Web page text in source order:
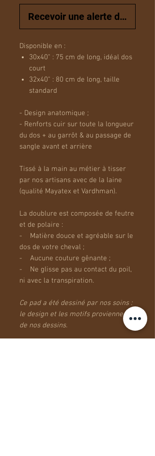
Recevoir une alerte
Disponible en :
30x40" : 75 cm de long, idéal dos
court
32x40" : 80 cm de long, taille
standard
- Design anatomique ;
- Renforts cuir sur toute la longueur
du dos + au garrôt & au passage de
sangle avant et arrière
Tissé à la main au métier à tisser
par nos artisans avec de la laine
(qualité Mayatex et Vardhman).
La doublure est composée de feutre
et de polaire :
- Matière douce et agréable sur le
dos de votre cheval ;
- Aucune couture gênante ;
- Ne glisse pas au contact du poil,
ni avec la transpiration.
Ce pad a été dessiné par nos soins :
le design et les motifs proviennent
de nos dessins.